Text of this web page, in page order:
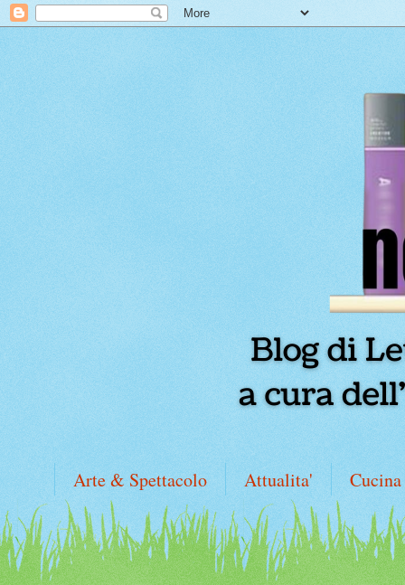
Arte & Spettacolo Attualita' Cucina